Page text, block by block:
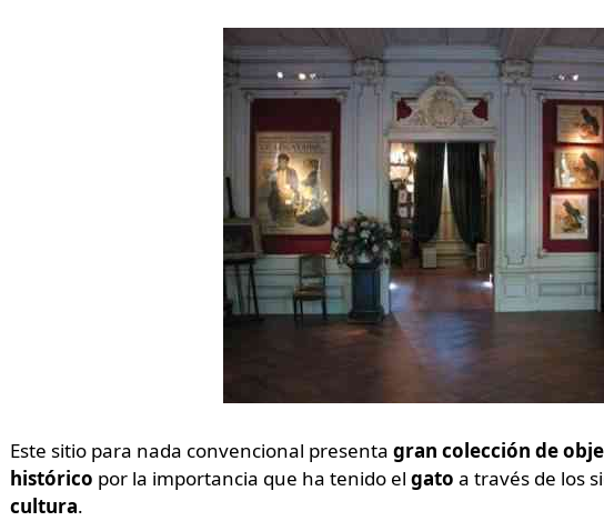
Este sitio para nada convencional presenta gran colección de
histórico por la importancia que ha tenido el gato a través de los
cultura.